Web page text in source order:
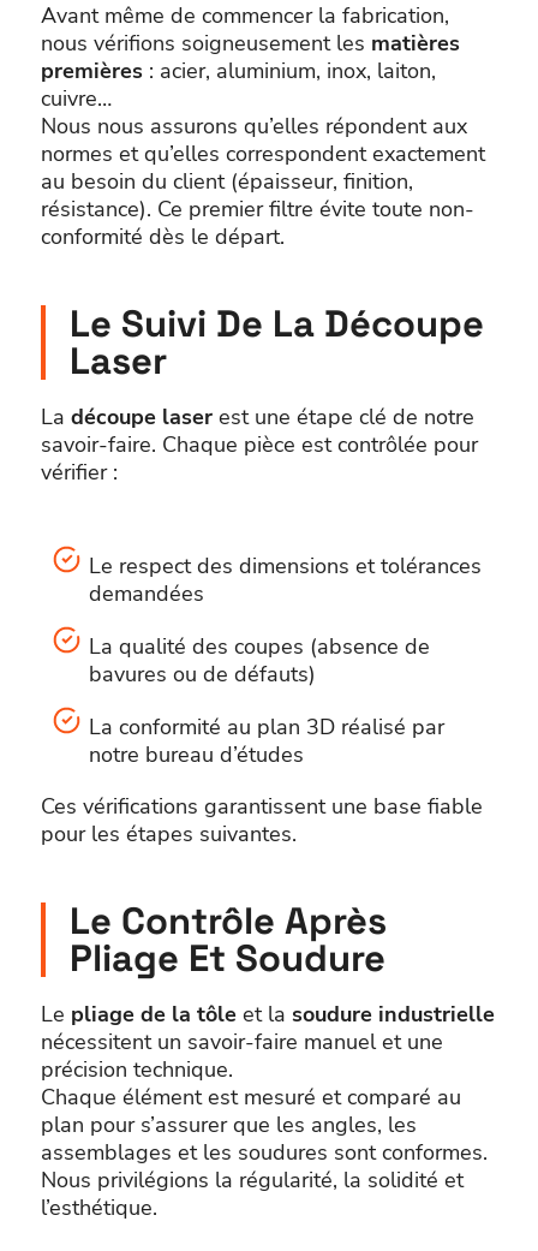
Avant même de commencer la fabrication,
nous vérifions soigneusement les matières
premières: acier, aluminium, inox, laiton,
cuivre…
Nous nous assurons qu’elles répondent aux
normes et qu’elles correspondent exactement
au besoin du client (épaisseur, finition,
résistance). Ce premier filtre évite toute non-
conformité dès le départ.
Le Suivi De La Découpe
Laser
La découpe laserest une étape clé de notre
savoir-faire. Chaque pièce est contrôlée pour
vérifier :
Le respect des dimensions et tolérances
demandées
La qualité des coupes (absence de
bavures ou de défauts)
La conformité au plan 3D réalisé par
notre bureau d’études
Ces vérifications garantissent une base fiable
pour les étapes suivantes.
Le Contrôle Après
Pliage Et Soudure
Le pliage de la tôleet la soudure industrielle
nécessitent un savoir-faire manuel et une
précision technique.
Chaque élément est mesuré et comparé au
plan pour s’assurer que les angles, les
assemblages et les soudures sont conformes.
Nous privilégions la régularité, la solidité et
l’esthétique.